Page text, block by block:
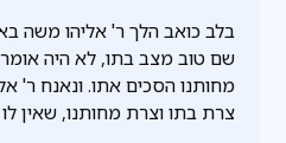
בלב כואב הלך ר' אליהו משה
שם טוב מצב בתו, לא היה
מחותנו הסכים אתו. ונאנח ר'
צרת בתו וצרת מחותנו, שאין